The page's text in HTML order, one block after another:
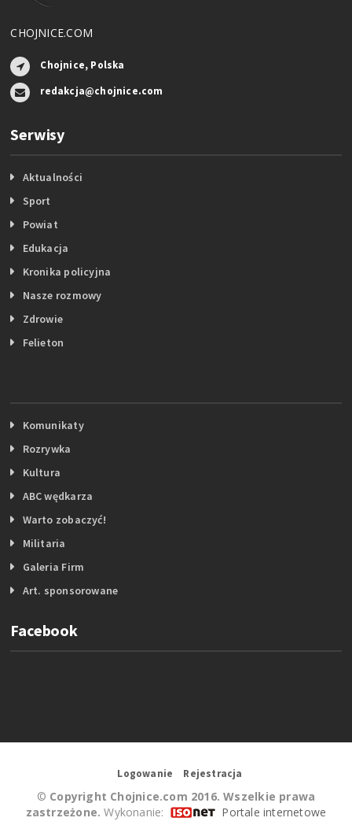
CHOJNICE.COM
Chojnice, Polska
redakcja@chojnice.com
Serwisy
Aktualności
Sport
Powiat
Edukacja
Kronika policyjna
Nasze rozmowy
Zdrowie
Felieton
Komunikaty
Rozrywka
Kultura
ABC wędkarza
Warto zobaczyć!
Militaria
Galeria Firm
Art. sponsorowane
Facebook
Logowanie Rejestracja
© Copyright Chojnice.com 2016. Wszelkie prawa
zastrzeżone. Wykonanie: Portale internetowe